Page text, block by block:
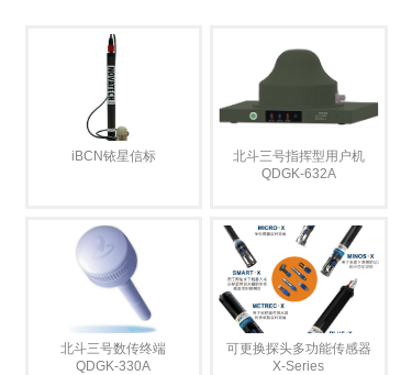
iBCN铱星信标
北斗三号指挥型用户机
QDGK-632A
北斗三号数传终端
QDGK-330A
可更换探头多功能传感器
X-Series